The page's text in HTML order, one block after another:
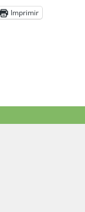
Imprimir